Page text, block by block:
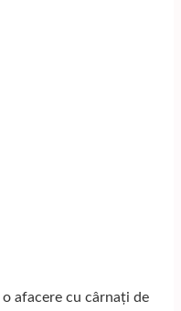
afacere cu cârnați de